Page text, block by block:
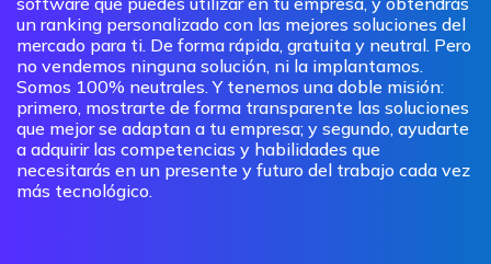
un ranking personalizado con las mejores soluciones del
mercado para ti. De forma rápida, gratuita y neutral. Pero
no vendemos ninguna solución, ni la implantamos.
Somos 100% neutrales. Y tenemos una doble misión:
primero, mostrarte de forma transparente las soluciones
que mejor se adaptan a tu empresa; y segundo, ayudarte
a adquirir las competencias y habilidades que
necesitarás en un presente y futuro del trabajo cada vez
más tecnológico.